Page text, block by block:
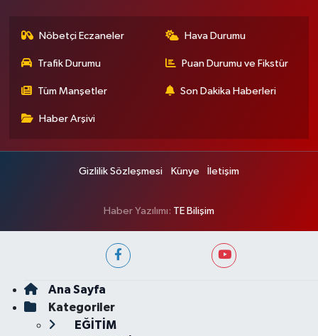
Nöbetçi Eczaneler Hava Durumu
Trafik Durumu Puan Durumu ve Fikstür
Tüm Manşetler Son Dakika Haberleri
Haber Arşivi
Gizlilik Sözleşmesi Künye İletişim
Haber Yazılımı: TE Bilişim
Ana Sayfa
Kategoriler
EĞİTİM